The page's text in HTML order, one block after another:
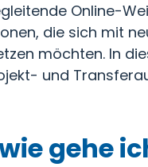
Online-
die sich mit
möchten. In
und
gehe